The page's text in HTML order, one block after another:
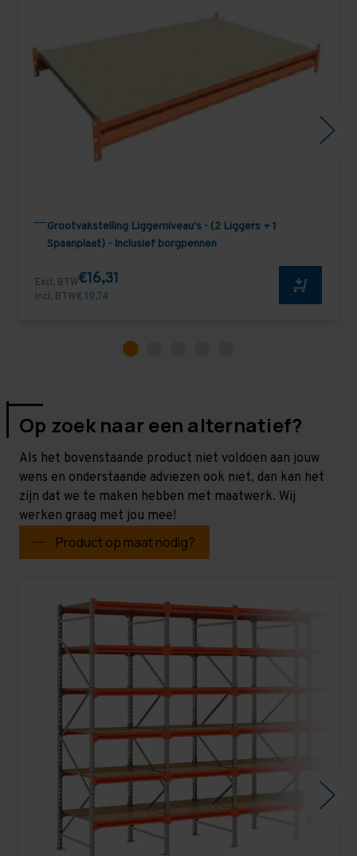
Grootvakstelling Liggerniveau's - (2 Liggers + 1
Spaanplaat) - Inclusief borgpennen
Excl. BTW€16,31
Incl. BTW€ 19,74
Op zoek naar een alternatief?
Als het bovenstaande product niet voldoen aan jouw
wens en onderstaande adviezen ook niet, dan kan het
zijn dat we te maken hebben met maatwerk. Wij
werken graag met jou mee!
Product op maat nodig?